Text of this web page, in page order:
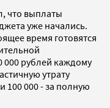
что выплаты
уже начались.
время готовятся
рублей каждому
утрату
100 000 - за полную